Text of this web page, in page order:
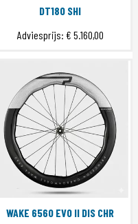
DT180 SHI
Adviesprijs: € 5.160,00
WAKE 6560 EVO II DIS CHR